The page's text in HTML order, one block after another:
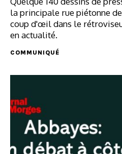
la principale rue piétonne
coup d'œil dans le
en actualité.
COMMUNIQUÉ